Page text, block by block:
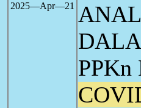
2025―Apr―21